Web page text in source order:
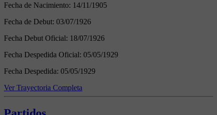
Fecha de Nacimiento: 14/11/1905
Fecha de Debut: 03/07/1926
Fecha Debut Oficial: 18/07/1926
Fecha Despedida Oficial: 05/05/1929
Fecha Despedida: 05/05/1929
Ver Trayectoria Completa